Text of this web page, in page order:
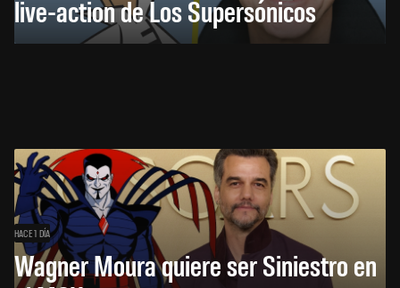
live-action de Los Supersónicos
HACE 1 DÍA
Wagner Moura quiere ser Siniestro en